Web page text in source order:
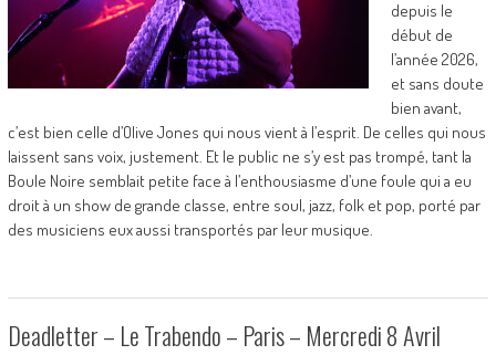
depuis le
début de
l’année 2026,
et sans doute
bien avant,
c’est bien celle d’Olive Jones qui nous vient à l’esprit. De celles qui nous
laissent sans voix, justement. Et le public ne s’y est pas trompé, tant la
Boule Noire semblait petite face à l’enthousiasme d’une foule qui a eu
droit à un show de grande classe, entre soul, jazz, folk et pop, porté par
des musiciens eux aussi transportés par leur musique.
Deadletter – Le Trabendo – Paris – Mercredi 8 Avril